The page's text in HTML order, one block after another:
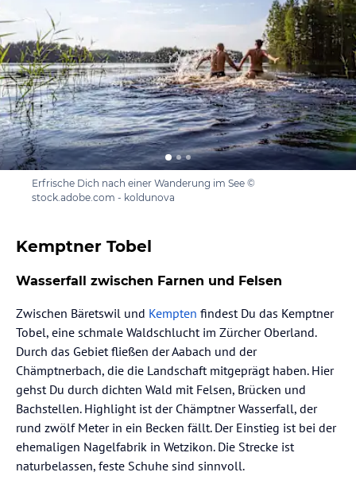
Erfrische Dich nach einer Wanderung im See ©
stock.adobe.com - koldunova
Kemptner Tobel
Wasserfall zwischen Farnen und Felsen
Zwischen Bäretswil und Kempten findest Du das Kemptner
Tobel, eine schmale Waldschlucht im Zürcher Oberland.
Durch das Gebiet fließen der Aabach und der
Chämptnerbach, die die Landschaft mitgeprägt haben. Hier
gehst Du durch dichten Wald mit Felsen, Brücken und
Bachstellen. Highlight ist der Chämptner Wasserfall, der
rund zwölf Meter in ein Becken fällt. Der Einstieg ist bei der
ehemaligen Nagelfabrik in Wetzikon. Die Strecke ist
naturbelassen, feste Schuhe sind sinnvoll.